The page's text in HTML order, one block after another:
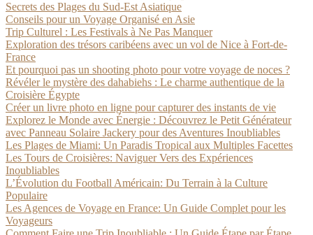
Secrets des Plages du Sud-Est Asiatique
Conseils pour un Voyage Organisé en Asie
Trip Culturel : Les Festivals à Ne Pas Manquer
Exploration des trésors caribéens avec un vol de Nice à Fort-de-
France
Et pourquoi pas un shooting photo pour votre voyage de noces ?
Révéler le mystère des dahabiehs : Le charme authentique de la
Croisière Égypte
Créer un livre photo en ligne pour capturer des instants de vie
Explorez le Monde avec Énergie : Découvrez le Petit Générateur
avec Panneau Solaire Jackery pour des Aventures Inoubliables
Les Plages de Miami: Un Paradis Tropical aux Multiples Facettes
Les Tours de Croisières: Naviguer Vers des Expériences
Inoubliables
L’Évolution du Football Américain: Du Terrain à la Culture
Populaire
Les Agences de Voyage en France: Un Guide Complet pour les
Voyageurs